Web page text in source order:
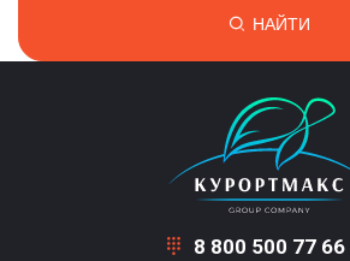
НАЙТИ
8 800 500 77 66